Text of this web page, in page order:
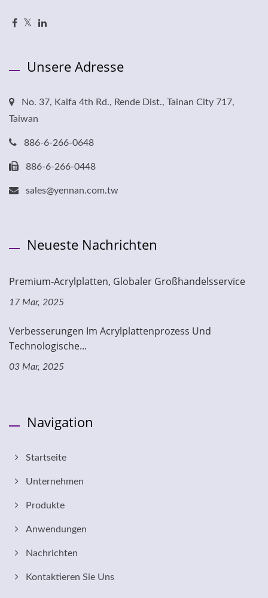
Unsere Adresse
No. 37, Kaifa 4th Rd., Rende Dist., Tainan City 717,
Taiwan
886-6-266-0648
886-6-266-0448
sales@yennan.com.tw
Neueste Nachrichten
Premium-Acrylplatten, Globaler Großhandelsservice
17 Mar, 2025
Verbesserungen Im Acrylplattenprozess Und
Technologische...
03 Mar, 2025
Navigation
Startseite
Unternehmen
Produkte
Anwendungen
Nachrichten
Kontaktieren Sie Uns